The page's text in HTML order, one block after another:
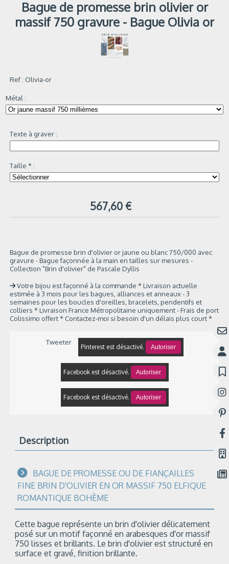
Bague de promesse brin olivier or
massif 750 gravure - Bague Olivia or
Ref : Olivia-or
Métal :
Texte à graver :
Taille* :
567,60 €
Bague de promesse brin d'olivier or jaune ou blanc 750/000 avec
gravure - Bague façonnée à la main en tailles sur mesures -
Collection "Brin d'olivier" de Pascale Dyllis
Votre bijou est façonné à la commande * Livraison actuelle
estimée à 3 mois pour les bagues, alliances et anneaux - 3
semaines pour les boucles d'oreilles, bracelets, pendentifs et
colliers * Livraison France Métropolitaine uniquement - Frais de port
Colissimo offert * Contactez-moi si besoin d'un délais plus court *
Tweeter
Pinterest est désactivé. Autoriser
Facebook est désactivé. Autoriser
Facebook est désactivé. Autoriser
Description
BAGUE DE PROMESSE OU DE FIANÇAILLES
FINE BRIN D'OLIVIER EN OR MASSIF 750 ELFIQUE
ROMANTIQUE BOHÈME
Cette bague représente un brin d'olivier délicatement
posé sur un motif façonné en arabesques d'or massif
750 lisses et brillants. Le brin d'olivier est structuré en
surface et gravé, finition brillante.